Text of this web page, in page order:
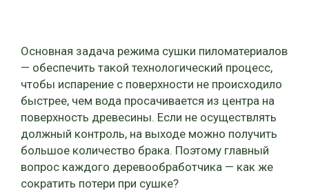
МЕБЕЛЬНОЕ ПРОИЗВОДСТВО
Основная задача режима сушки пиломатериалов
— обеспечить такой технологический процесс,
чтобы испарение с поверхности не происходило
быстрее, чем вода просачивается из центра на
поверхность древесины. Если не осуществлять
должный контроль, на выходе можно получить
большое количество брака. Поэтому главный
вопрос каждого деревообработчика — как же
сократить потери при сушке?